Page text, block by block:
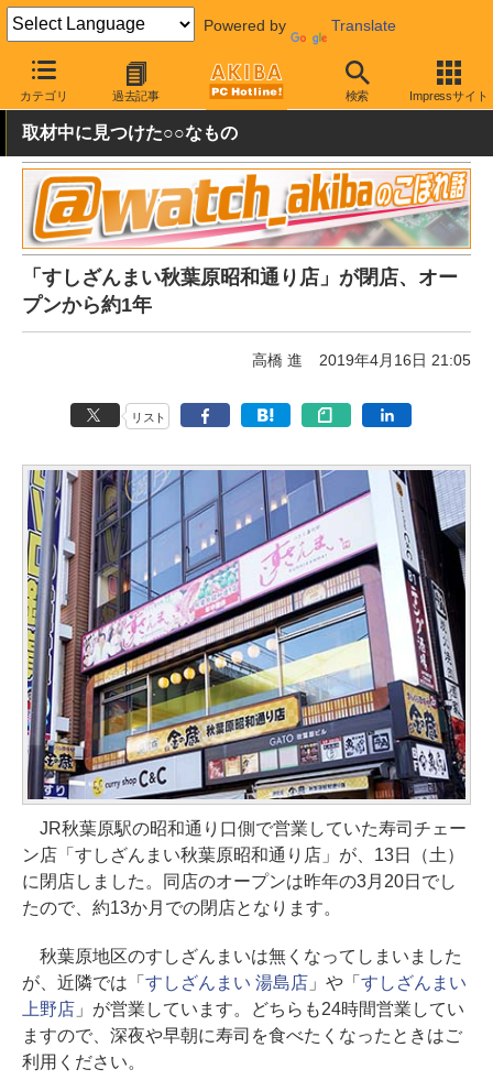
Powered by Translate
カテゴリ 過去記事 検索 Impressサイト
AKIBA PC Hotline! 秋葉原情報 スポット情報 グルメ
取材中に見つけた○○なもの
「すしざんまい秋葉原昭和通り店」が閉店、オー
プンから約1年
高橋 進 2019年4月16日 21:05
リスト
JR秋葉原駅の昭和通り口側で営業していた寿司チェー
ン店「すしざんまい秋葉原昭和通り店」が、13日（土）
に閉店しました。同店のオープンは昨年の3月20日でし
たので、約13か月での閉店となります。
秋葉原地区のすしざんまいは無くなってしまいました
が、近隣では「 すしざんまい 湯島店」や「 すしざんまい
上野店」が営業しています。どちらも24時間営業してい
ますので、深夜や早朝に寿司を食べたくなったときはご
利用ください。